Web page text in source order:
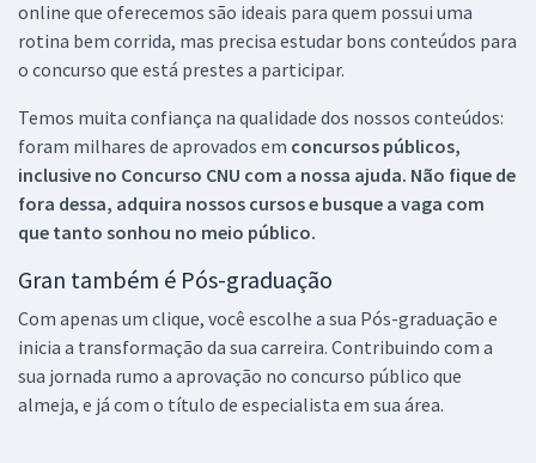
online que oferecemos são ideais para quem possui uma
rotina bem corrida, mas precisa estudar bons conteúdos para
o concurso que está prestes a participar.
Temos muita confiança na qualidade dos nossos conteúdos:
foram milhares de aprovados em concursos públicos,
inclusive no Concurso CNU com a nossa ajuda. Não fique de
fora dessa, adquira nossos cursos e busque a vaga com
que tanto sonhou no meio público.
Gran também é Pós-graduação
Com apenas um clique, você escolhe a sua Pós-graduação e
inicia a transformação da sua carreira. Contribuindo com a
sua jornada rumo a aprovação no concurso público que
almeja, e já com o título de especialista em sua área.